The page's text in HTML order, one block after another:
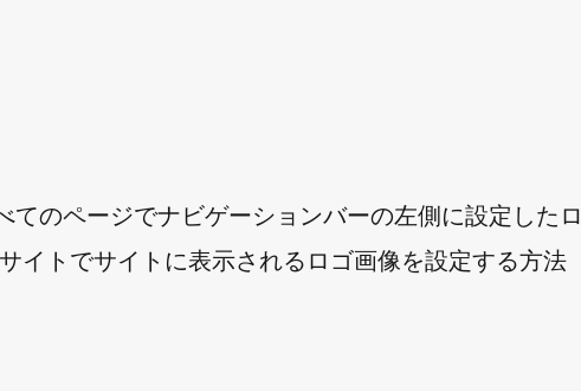
のページでナビゲーションバーの左側に設定したロ
イトでサイトに表示されるロゴ画像を設定する方法